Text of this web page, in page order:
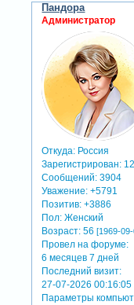
Пандора
Администратор
Откуда: Россия
Зарегистрирован:
Сообщений: 3904
Уважение: +5791
Позитив: +3886
Пол: Женский
Возраст: 56[1969-
Провел на форуме:
6 месяцев 7 дней
Последний визит:
27-07-2026 00:16:05
Параметры